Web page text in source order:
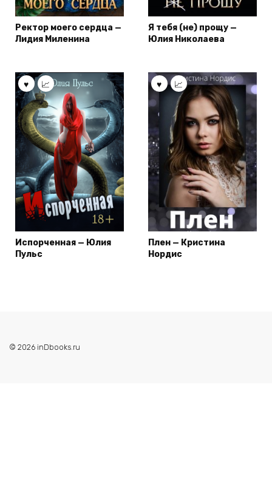
Ректор моего сердца —
Лидия Миленина
Я тебя (не) прощу —
Юлия Николаева
Испорченная — Юлия
Пульс
Плен — Кристина
Нордис
© 2026 inDbooks.ru